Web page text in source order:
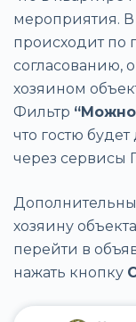
мероприятия. В
происходит по
согласованию,
хозяином
Фильтр
что гостю
через сервисы
хозяину
перейти в
нажать кнопку